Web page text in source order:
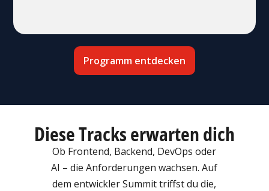
Programm entdecken
Ob Frontend, Backend, DevOps oder
AI – die Anforderungen wachsen. Auf
dem entwickler Summit triffst du die,
Diese Tracks erwarten dich